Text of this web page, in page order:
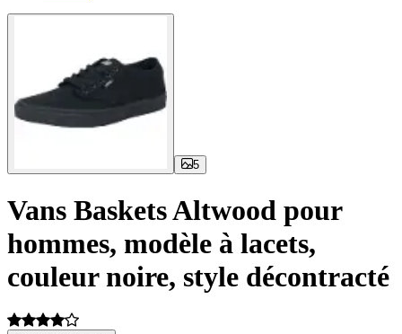
5
Vans Baskets Altwood pour
hommes, modèle à lacets,
couleur noire, style décontracté